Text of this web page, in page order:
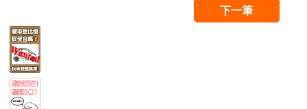
下一筆